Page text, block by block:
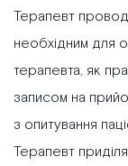
Терапевт
необхідним для
терапевта, як
записом на
з опитування
Терапевт